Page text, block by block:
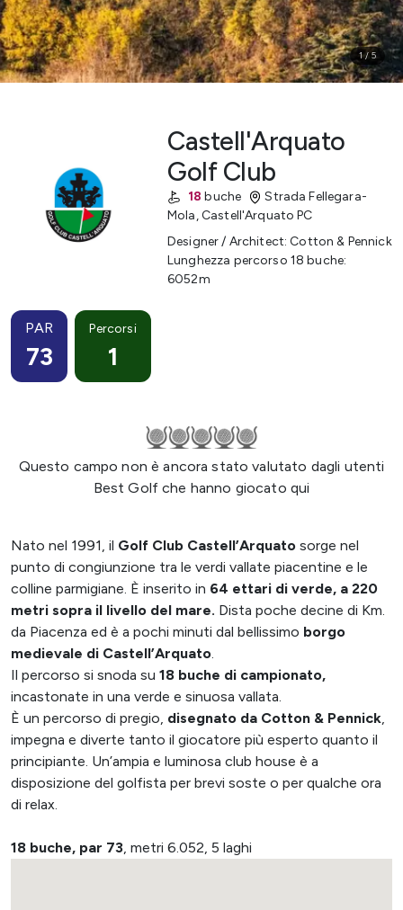
1/5
Castell'Arquato
Golf Club
18 buche
Strada Fellegara-
Mola, Castell'Arquato PC
Designer / Architect: Cotton & Pennick
Lunghezza percorso 18 buche:
6052m
PAR
73
Percorsi
1
Questo campo non è ancora stato valutato dagli utenti
Best Golf che hanno giocato qui
Nato nel 1991, il Golf Club Castell’Arquato sorge nel
punto di congiunzione tra le verdi vallate piacentine e le
colline parmigiane. È inserito in 64 ettari di verde, a 220
metri sopra il livello del mare. Dista poche decine di Km.
da Piacenza ed è a pochi minuti dal bellissimo borgo
medievale di Castell’Arquato
Il percorso si snoda su 18 buche di campionato,
incastonate in una verde e sinuosa vallata.
È un percorso di pregio, disegnato da Cotton & Pennick
impegna e diverte tanto il giocatore più esperto quanto il
principiante. Un’ampia e luminosa club house è a
disposizione del golfista per brevi soste o per qualche ora
di relax.
18 buche, par 73 , metri 6.052, 5 laghi